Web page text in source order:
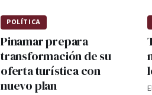
POLÍTICA
Pinamar prepara
transformación de su
oferta turística con
nuevo plan